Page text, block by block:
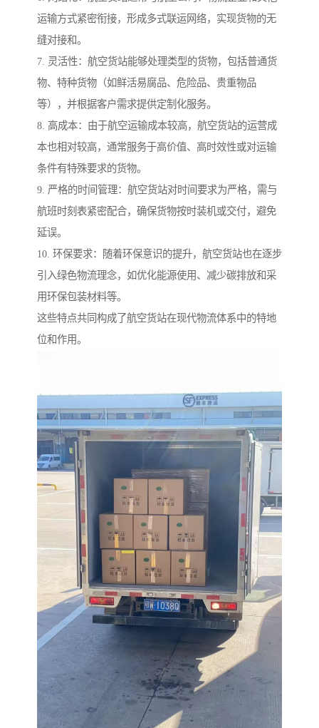
运输方式紧密衔接，形成多式联运网络，实现货物的无
缝对接和。
7. 灵活性：航空货站能够处理类型的货物，包括普通货
物、特种货物（如鲜活易腐品、危险品、贵重物品
等），并根据客户需求提供定制化服务。
8. 高成本：由于航空运输成本较高，航空货站的运营成
本也相对较高，通常服务于高价值、高时效性或对运输
条件有特殊要求的货物。
9. 严格的时间管理：航空货站对时间要求为严格，需与
航班时刻表紧密配合，确保货物按时装机或交付，避免
延误。
10. 环保要求：随着环保意识的提升，航空货站也在逐步
引入绿色物流理念，如优化能源使用、减少碳排放和采
用环保包装材料等。
这些特点共同构成了航空货站在现代物流体系中的特地
位和作用。